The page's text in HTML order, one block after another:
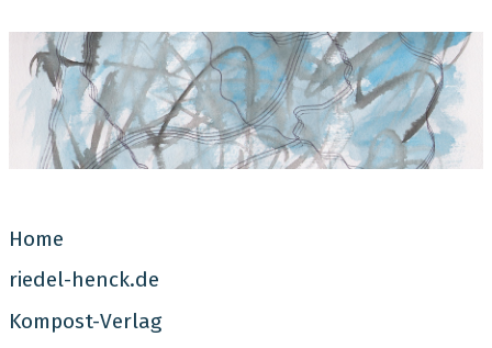
Home
riedel-henck.de
Kompost-Verlag